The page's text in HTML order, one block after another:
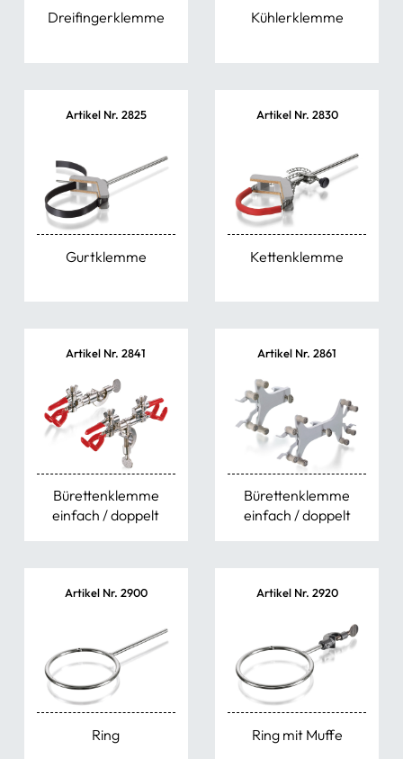
Dreifingerklemme Kühlerklemme
Artikel Nr. 2825
Gurtklemme
Artikel Nr. 2830
Kettenklemme
Artikel Nr. 2841
Bürettenklemme
einfach / doppelt
Artikel Nr. 2861
Bürettenklemme
einfach / doppelt
Artikel Nr. 2900
Ring
Artikel Nr. 2920
Ring mit Muffe